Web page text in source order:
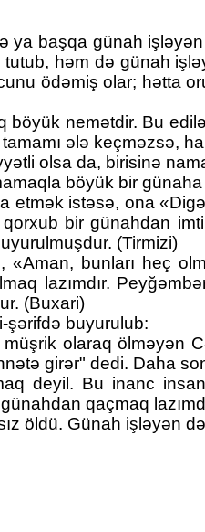
ya başqa günah
həm də günah
ödəmiş olar; hətta
böyük nemətdir. Bu
ələ keçməzsə,
olsa da, birisinə
böyük bir
istəsə, ona
bir günahdan
(Tirmizi)
bunları heç
lazımdır.
(Buxari)
şərifdə buyurulub:
olaraq
girər" dedi. Daha
deyil. Bu inanc
qaçmaq
öldü. Günah işləyən